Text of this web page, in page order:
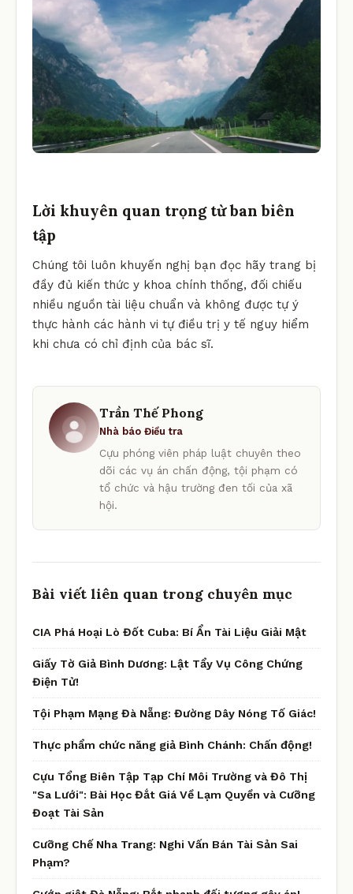
Lời khuyên quan trọng từ ban biên
tập
Chúng tôi luôn khuyến nghị bạn đọc hãy trang bị
đầy đủ kiến thức y khoa chính thống, đối chiếu
nhiều nguồn tài liệu chuẩn và không được tự ý
thực hành các hành vi tự điều trị y tế nguy hiểm
khi chưa có chỉ định của bác sĩ.
Trần Thế Phong
Nhà báo Điều tra
Cựu phóng viên pháp luật chuyên theo
dõi các vụ án chấn động, tội phạm có
tổ chức và hậu trường đen tối của xã
hội.
Bài viết liên quan trong chuyên mục
CIA Phá Hoại Lò Đốt Cuba: Bí Ẩn Tài Liệu Giải Mật
Giấy Tờ Giả Bình Dương: Lật Tẩy Vụ Công Chứng
Điện Tử!
Tội Phạm Mạng Đà Nẵng: Đường Dây Nóng Tố Giác!
Thực phẩm chức năng giả Bình Chánh: Chấn động!
Cựu Tổng Biên Tập Tạp Chí Môi Trường và Đô Thị
"Sa Lưới": Bài Học Đắt Giá Về Lạm Quyền và Cưỡng
Đoạt Tài Sản
Cưỡng Chế Nha Trang: Nghi Vấn Bán Tài Sản Sai
Phạm?